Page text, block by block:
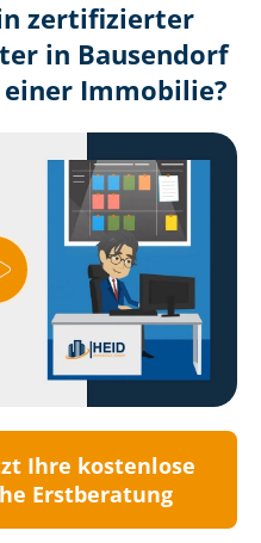
zertifizierter
in Bausendorf
Immobilie?
Ihre kostenlose
Erstberatung